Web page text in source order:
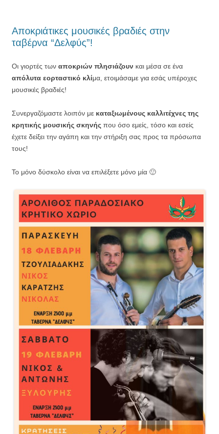
Αποκριάτικες μουσικές βραδιές στην
ταβέρνα “Δελφύς”!
Οι γιορτές των αποκριών πλησιάζουν και μέσα σε ένα
απόλυτα εορταστικό κλίμα, ετοιμάσαμε για εσάς υπέροχες
μουσικές βραδιές!
Συνεργαζόμαστε λοιπόν με καταξιωμένους καλλιτέχνες της
κρητικής μουσικής σκηνής που όσο εμείς, τόσο και εσείς
έχετε δείξει την αγάπη και την στήριξη σας προς τα πρόσωπα
τους!
Το μόνο δύσκολο είναι να επιλέξετε μόνο μία 🙂